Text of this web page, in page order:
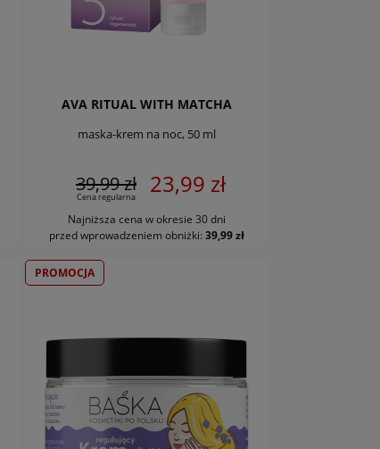
AVA RITUAL WITH MATCHA
maska-krem na noc, 50 ml
39,99 zł
Cena regularna 23,99 zł
Najniższa cena w okresie 30 dni
przed wprowadzeniem obniżki: 39,99 zł
DO KOSZYKA
PROMOCJA